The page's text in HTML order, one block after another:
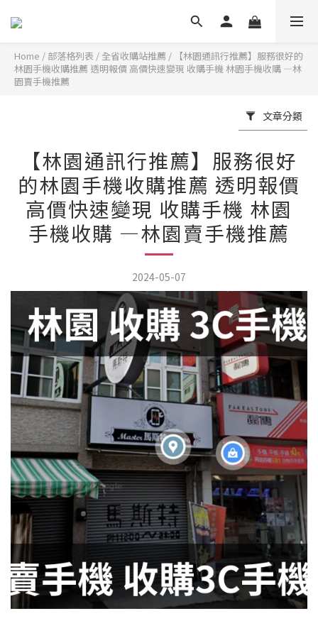
Home / 部落格列表 / 全省收購站推薦 /
【林園通訊行推薦】服務很好的
林園手機收購推薦 透明報價 高價快速變現 收購手機 林園手機收購 —林
園賣手機推薦
文章分類
【林園通訊行推薦】服務很好
的林園手機收購推薦 透明報價
高價快速變現 收購手機 林園
手機收購 —林園賣手機推薦
2024-05-07